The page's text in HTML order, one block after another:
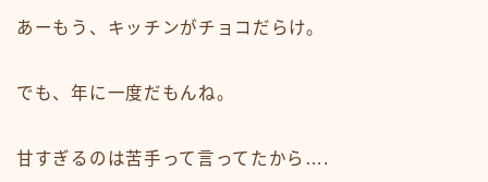
あーもう、キッチンがチョコだらけ。
でも、年に一度だもんね。
甘すぎるのは苦手って言ってたから….